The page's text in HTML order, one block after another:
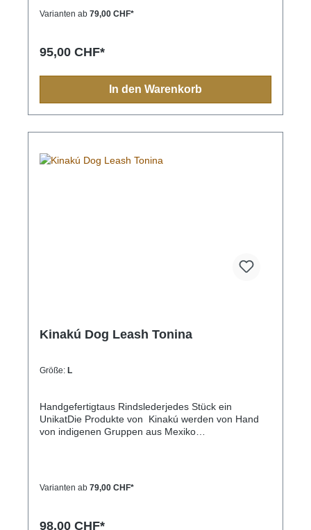
fairen Preis eingekauft, so dass die indigene
Halsband, Leine, Schlüsselanhänger oder sonstige
indigen Bevölkerung immer eine Bedeutung und
sollten Sie einmal nach Mexiko reisen, sehen Sie
Einzelstück und die Farben und Muster können vom
1.1cmM - Länge 130cm, Breite 2.2cm, Karabiner
Varianten ab 79,00 CHF*
95,00 CHF*
In den Warenkorb
Kinakú Dog Leash Tonina
Größe: L
Handgefertigtaus Rindslederjedes Stück ein
UnikatDie Produkte von Kinakú werden von Hand
von indigenen Gruppen aus Mexiko
fairen Preis eingekauft, so dass die indigene
Varianten ab 79,00 CHF*
98,00 CHF*